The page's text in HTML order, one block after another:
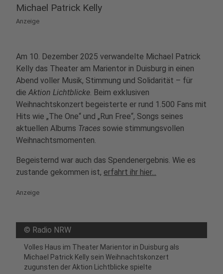
Michael Patrick Kelly
Anzeige
Am 10. Dezember 2025 verwandelte Michael Patrick
Kelly das Theater am Marientor in Duisburg in einen
Abend voller Musik, Stimmung und Solidarität – für
dieAktion Lichtblicke. Beim exklusiven
Weihnachtskonzert begeisterte er rund 1.500 Fans mit
Hits wie „The One“ und „Run Free“, Songs seines
aktuellen Albums Traces sowie stimmungsvollen
Weihnachtsmomenten.
Begeisternd war auch das Spendenergebnis. Wie es
zustande gekommen ist, erfahrt ihr hier...
Anzeige
© Radio NRW
Volles Haus im Theater Marientor in Duisburg als
Michael Patrick Kelly sein Weihnachtskonzert
zugunsten der Aktion Lichtblicke spielte